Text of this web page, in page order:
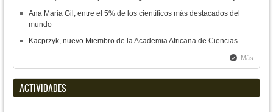
Ana María Gil, entre el 5% de los científicos más destacados del
mundo
Kacprzyk, nuevo Miembro de la Academia Africana de Ciencias
Más
ACTIVIDADES